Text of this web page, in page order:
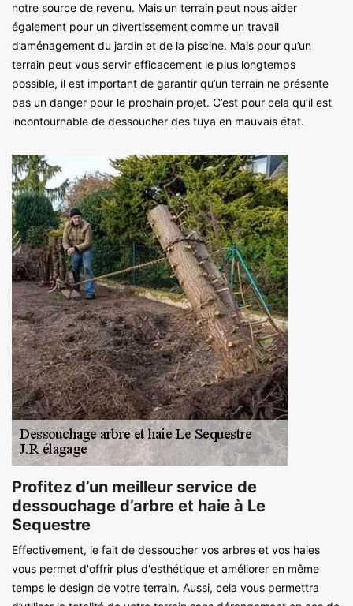
notre source de revenu. Mais un terrain peut nous aider
également pour un divertissement comme un travail
d’aménagement du jardin et de la piscine. Mais pour qu’un
terrain peut vous servir efficacement le plus longtemps
possible, il est important de garantir qu’un terrain ne présente
pas un danger pour le prochain projet. C’est pour cela qu’il est
incontournable de dessoucher des tuya en mauvais état.
Profitez d’un meilleur service de
dessouchage d’arbre et haie à Le
Sequestre
Effectivement, le fait de dessoucher vos arbres et vos haies
vous permet d'offrir plus d'esthétique et améliorer en même
temps le design de votre terrain. Aussi, cela vous permettra